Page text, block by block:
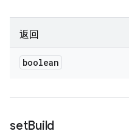
返回
boolean
setBuild